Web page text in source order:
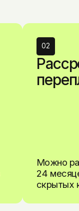
02
Можно
24
скрытых